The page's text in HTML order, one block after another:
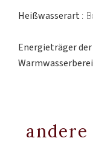
Heißwasserart
Energieträger der